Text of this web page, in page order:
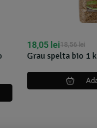
Grau spelta bio 1
18,56lei
18,05lei